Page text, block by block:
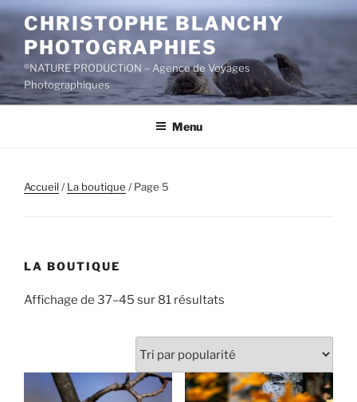
Aller
contenu
principal
CHRISTOPHE BLANCHY
PHOTOGRAPHIES
®NATURE PRODUCTiON – Agence de Voyages
Photographiques
Menu
Accueil/La boutique / Page 5
LA BOUTIQUE
Affichage de 37–45 sur 81 résultats
popularité